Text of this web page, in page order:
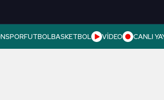
FUTBOLBASKETBOL VİDEO CANLI